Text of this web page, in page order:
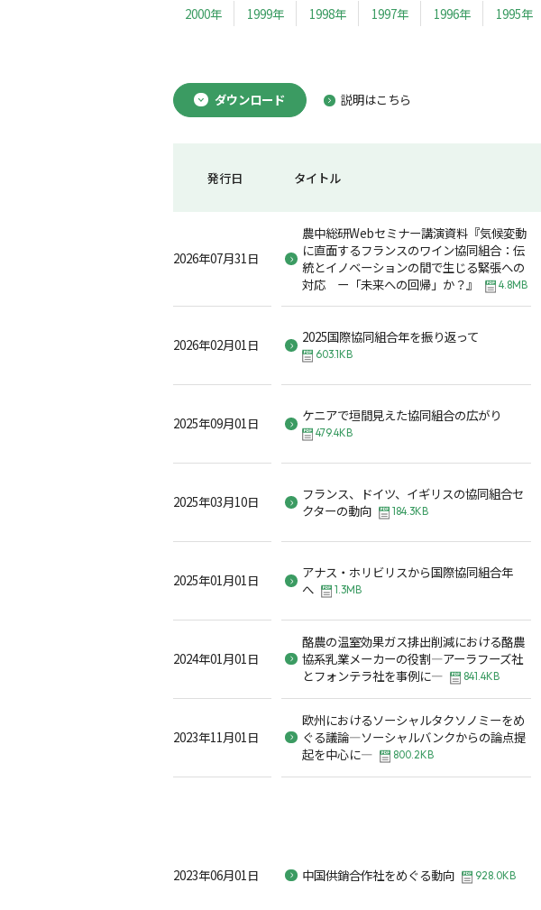
2000年
1999年 1998年 1997年 1996年 1995年
ダウンロード 説明はこちら
発行日 タイトル
2026年07月31日
農中総研Webセミナー講演資料『気候変動
に直面するフランスのワイン協同組合：伝
統とイノベーションの間で生じる緊張への
対応 ー「未来への回帰」か？』
4.8MB
2026年02月01日 2025国際協同組合年を振り返って
603.1KB
2025年09月01日 ケニアで垣間見えた協同組合の広がり
479.4KB
2025年03月10日
フランス、ドイツ、イギリスの協同組合セ
クターの動向
184.3KB
2025年01月01日
アナス・ホリビリスから国際協同組合年
へ
1.3MB
2024年01月01日
酪農の温室効果ガス排出削減における酪農
協系乳業メーカーの役割―アーラフーズ社
とフォンテラ社を事例に―
841.4KB
2023年11月01日
欧州におけるソーシャルタクソノミーをめ
ぐる議論―ソーシャルバンクからの論点提
起を中心に―
800.2KB
2023年06月01日 中国供銷合作社をめぐる動向 928.0KB